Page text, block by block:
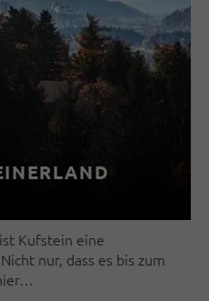
Kufstein eine
nur, dass es bis zum